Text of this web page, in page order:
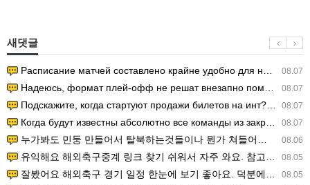
새댓글
08.07
Расписание матчей составлено крайне удобно для нашего часово…
08.07
Надеюсь, формат плей-офф не решат внезапно поменять. https:/…
08.07
Подскажите, когда стартуют продажи билетов на инт? https://g…
08.07
Когда будут известны абсолютно все команды из закрытых квали…
08.06
누가봐도 민둥 만들어서 탈북하는것들이나 뭔가 쳐들어오는 낌새를 미리 알아차리기 위함이지 저걸 전쟁준비라고 하…
08.05
유익해요 해외축구중계 링크 찾기 쉬워서 자주 와요. 참고로 무료스포츠중계 정보 확인할 때 출처 꼭 체크해요.…
08.05
잘봤어요 해외축구 경기 일정 한눈에 보기 좋아요. 덕분에 epl중계 볼 때 공식 중계 채널 먼저 찾아봐요. …